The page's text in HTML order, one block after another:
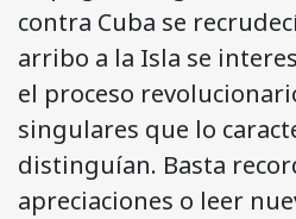
contra Cuba se
arribo a la Isla se
el proceso
singulares que lo
distinguían. Basta
apreciaciones o leer